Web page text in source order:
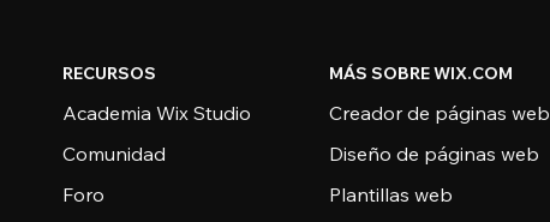
RECURSOS
Academia Wix Studio
Comunidad
Foro
MÁS SOBRE WIX.COM
Creador de páginas web
Diseño de páginas web
Plantillas web